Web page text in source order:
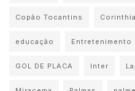
Copão Tocantins
educação Entretenimento
GOL DE PLACA Inter